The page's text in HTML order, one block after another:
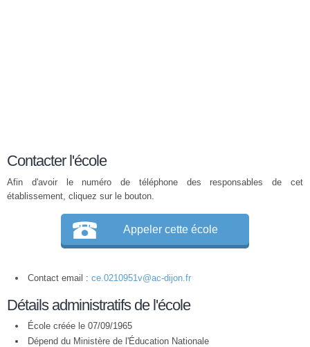
Contacter l'école
Afin d'avoir le numéro de téléphone des responsables de cet
établissement, cliquez sur le bouton.
Appeler cette école
Contact email : ce.0210951v@ac-dijon.fr
Détails administratifs de l'école
École créée le 07/09/1965
Dépend du Ministère de l'Éducation Nationale